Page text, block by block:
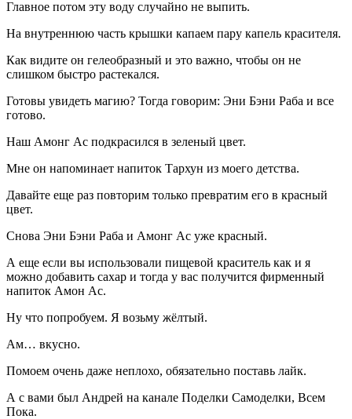
Главное потом эту воду случайно не выпить.
На внутреннюю часть крышки капаем пару капель красителя.
Как видите он гелеобразный и это важно, чтобы он не
слишком быстро растекался.
Готовы увидеть магию? Тогда говорим: Эни Бэни Раба и все
готово.
Наш Амонг Ас подкрасился в зеленый цвет.
Мне он напоминает напиток Тархун из моего детства.
Давайте еще раз повторим только превратим его в красный
цвет.
Снова Эни Бэни Раба и Амонг Ас уже красный.
А еще если вы использовали пищевой краситель как и я
можно добавить сахар и тогда у вас получится фирменный
напиток Амон Ас.
Ну что попробуем. Я возьму жёлтый.
Ам… вкусно.
Помоем очень даже неплохо, обязательно поставь лайк.
А с вами был Андрей на канале Поделки Самоделки, Всем
Пока.